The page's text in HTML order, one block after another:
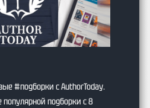
#подборки с AuthorToday.
подборки с 8